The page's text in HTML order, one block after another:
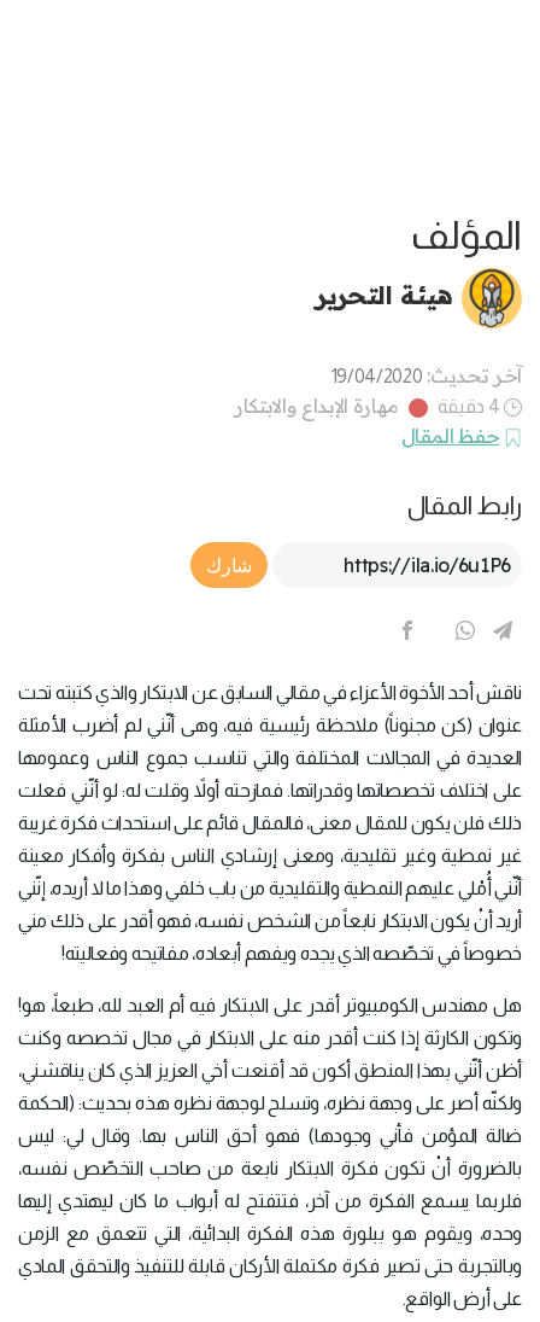
المؤلف
هيئة التحرير
آخر تحديث: 19/04/2020
4 دقيقة
مهارة الإبداع والابتكار
حفظ المقال
رابط المقال
Article Link
شارك
ناقش أحد الأخوة الأعزاء في مقالي السابق عن الابتكار والذي كتبته تحت
عنوان (كن مجنوناً) ملاحظة رئيسية فيه، وهى أنّني لم أضرب الأمثلة
العديدة في المجالات المختلفة والتي تناسب جموع الناس وعمومها
على اختلاف تخصصاتها وقدراتها. فمازحته أولاً وقلت له: لو أنّني فعلت
ذلك فلن يكون للمقال معنى، فالمقال قائم على استحداث فكرة غريبة
غير نمطية وغير تقليدية، ومعنى إرشادي الناس بفكرة وأفكار معينة
أنّني أُمْلي عليهم النمطية والتقليدية من باب خلفي وهذا ما لا أريده، إنّني
أريد أنْ يكون الابتكار نابعاً من الشخص نفسه، فهو أقدر على ذلك مني
خصوصاً في تخصّصه الذي يجده ويفهم أبعاده، مفاتيحه وفعاليته!
هل مهندس الكومبيوتر أقدر على الابتكار فيه أم العبد لله، طبعاً، هو!
وتكون الكارثة إذا كنت أقدر منه على الابتكار في مجال تخصصه وكنت
أظن أنّني بهذا المنطق أكون قد أقنعت أخي العزيز الذي كان يناقشني،
ولكنّه أصر على وجهة نظره، وتسلح لوجهة نظره هذه بحديث: (الحكمة
ضالة المؤمن فأني وجودها) فهو أحق الناس بها. وقال لي: ليس
بالضرورة أنْ تكون فكرة الابتكار نابعة من صاحب التخصّص نفسه،
فلربما يسمع الفكرة من آخر، فتتفتح له أبواب ما كان ليهتدي إليها
وحده، ويقوم هو ببلورة هذه الفكرة البدائية، التي تتعمق مع الزمن
وبالتجربة حتى تصير فكرة مكتملة الأركان قابلة للتنفيذ والتحقق المادي
على أرض الواقع.